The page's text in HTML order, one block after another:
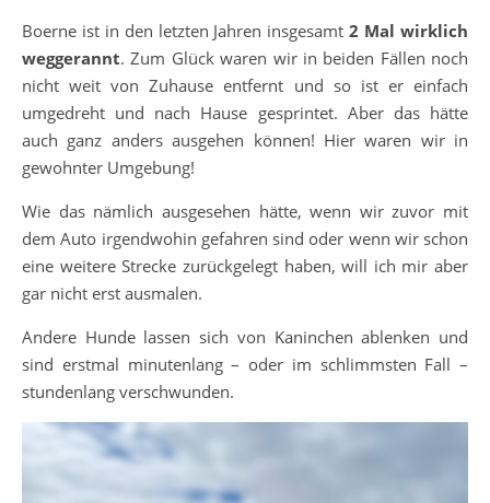
Boerne ist in den letzten Jahren insgesamt2 Mal wirklich
weggerannt. Zum Glück waren wir in beiden Fällen noch
nicht weit von Zuhause entfernt und so ist er einfach
umgedreht und nach Hause gesprintet. Aber das hätte
auch ganz anders ausgehen können! Hier waren wir in
gewohnter Umgebung!
Wie das nämlich ausgesehen hätte, wenn wir zuvor mit
dem Auto irgendwohin gefahren sind oder wenn wir schon
eine weitere Strecke zurückgelegt haben, will ich mir aber
gar nicht erst ausmalen.
Andere Hunde lassen sich von Kaninchen ablenken und
sind erstmal minutenlang – oder im schlimmsten Fall –
stundenlang verschwunden.